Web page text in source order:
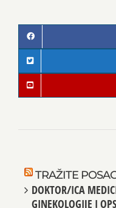
TRAŽITE
DOKTOR/ICA
GINEKOLOGIJE I